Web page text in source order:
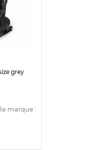
grey
marque :